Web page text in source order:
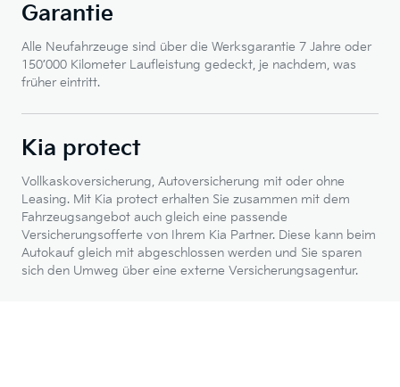
Garantie
Alle Neufahrzeuge sind über die Werksgarantie 7 Jahre oder
150’000 Kilometer Laufleistung gedeckt, je nachdem, was
früher eintritt.
Kia protect
Vollkaskoversicherung, Autoversicherung mit oder ohne
Leasing. Mit Kia protect erhalten Sie zusammen mit dem
Fahrzeugsangebot auch gleich eine passende
Versicherungsofferte von Ihrem Kia Partner. Diese kann beim
Autokauf gleich mit abgeschlossen werden und Sie sparen
sich den Umweg über eine externe Versicherungsagentur.